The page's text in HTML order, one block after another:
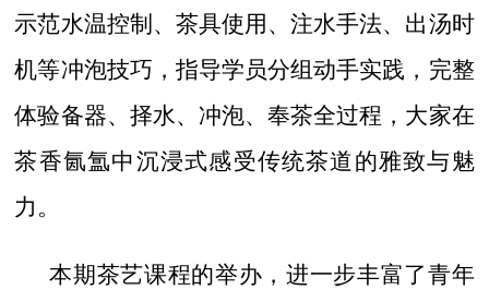
示范水温控制、茶具使用、注水手法、出汤时
机等冲泡技巧，指导学员分组动手实践，完整
体验备器、择水、冲泡、奉茶全过程，大家在
茶香氤氲中沉浸式感受传统茶道的雅致与魅
力。
本期茶艺课程的举办，进一步丰富了青年